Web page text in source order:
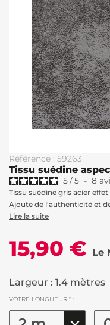
Référence : 59263
Tissu suédine
5/5 - 8
Tissu suédine gris acier
Ajoute de l'authenticité et
Lire la suite
15,90 € Le
Largeur : 1.4 mètres
VOTRE LONGUEUR * :